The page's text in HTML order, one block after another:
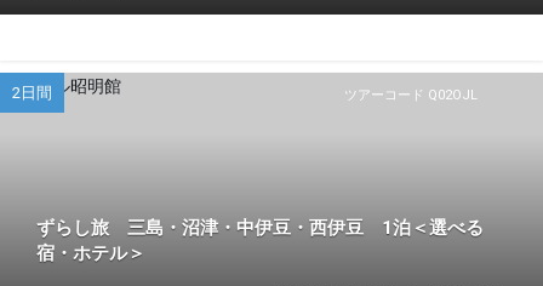
ツアーコード Q02OJL
2日間
ずらし旅 三島・沼津・中伊豆・西伊豆 1泊＜選べる
宿・ホテル＞